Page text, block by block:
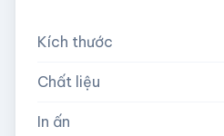
5,000
Hoặc nhập số lượng:
−
Kích thước
Chất liệu
In ấn